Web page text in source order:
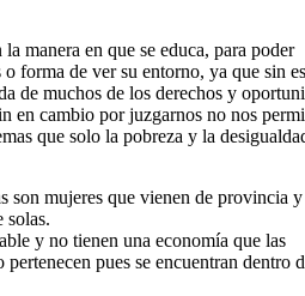
manera en que se educa, para poder
forma de ver su entorno, ya que sin
de muchos de los derechos y
en cambio por juzgarnos no nos
que solo la pobreza y la
son mujeres que vienen de provincia y
solas.
y no tienen una economía que las
pues se encuentran dentro